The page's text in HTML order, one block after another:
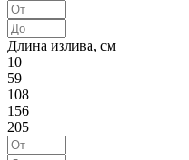
Длина излива, см
10
59
108
156
205